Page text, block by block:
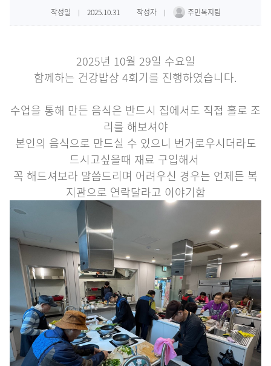
수강안내
환불안내
후원안내
작성일 | 2025.10.31 작성자 | 주민복지팀
2025년 10월 29일 수요일
함께하는 건강밥상 4회기를 진행하였습니다.
수업을 통해 만든 음식은 반드시 집에서도 직접 홀로 조
리를 해보셔야
본인의 음식으로 만드실 수 있으니 번거로우시더라도
드시고싶을때 재료 구입해서
꼭 해드셔보라 말씀드리며 어려우신 경우는 언제든 복
지관으로 연락달라고 이야기함